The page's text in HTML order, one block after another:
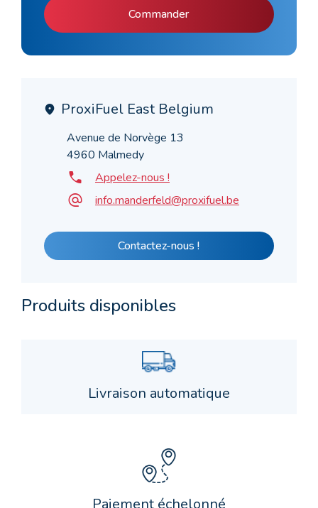
Commander
ProxiFuel East Belgium
Avenue de Norvège 13
4960 Malmedy
Appelez-nous !
info.manderfeld@proxifuel.be
Contactez-nous !
Produits disponibles
Livraison automatique